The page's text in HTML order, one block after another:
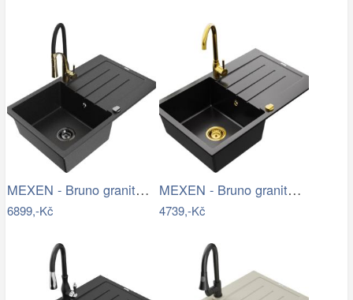
MEXEN - Bruno granitový dřez s…
6899,-Kč
MEXEN - Bruno granitový dřez 1 s…
4739,-Kč